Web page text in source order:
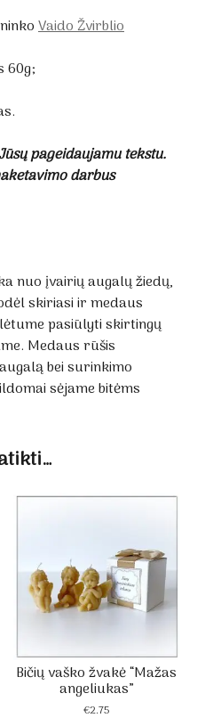
Vaido Žvirblio
60g;
pageidaujamu tekstu.
darbus
nuo įvairių augalų žiedų,
skiriasi ir medaus
pasiūlyti skirtingų
Medaus rūšis
bei surinkimo
sėjame bitėms
Bičių vaško žvakė “Mažas
angeliukas”
€2.75